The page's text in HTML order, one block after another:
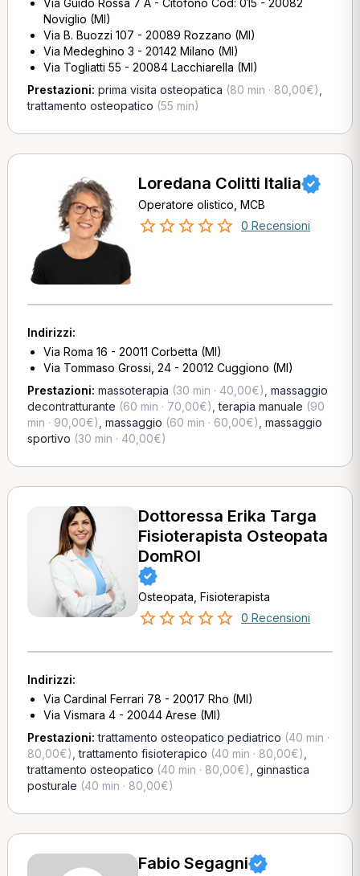
Via Guido Rossa 7 A - Citofono Cod: 015 - 20082
Noviglio (MI)
Via B. Buozzi 107 - 20089 Rozzano (MI)
Via Medeghino 3 - 20142 Milano (MI)
Via Togliatti 55 - 20084 Lacchiarella (MI)
Prestazioni: prima visita osteopatica (80 min · 80,00€)
trattamento osteopatico (55 min)
Loredana Colitti Italia
Operatore olistico, MCB
0 Recensioni
Indirizzi:
Via Roma 16 - 20011 Corbetta (MI)
Via Tommaso Grossi, 24 - 20012 Cuggiono (MI)
Prestazioni: massoterapia (30 min · 40,00€) massaggio
decontratturante (60 min · 70,00€) ,terapia manuale (90
min · 90,00€) massaggio (60 min · 60,00€) massaggio
sportivo (30 min · 40,00€)
Dottoressa Erika Targa
Fisioterapista Osteopata
DomROI
Osteopata, Fisioterapista
0 Recensioni
Indirizzi:
Via Cardinal Ferrari 78 - 20017 Rho (MI)
Via Vismara 4 - 20044 Arese (MI)
Prestazioni:trattamento osteopatico pediatrico (40 min ·
80,00€) ,trattamento fisioterapico (40 min · 80,00€)
trattamento osteopatico (40 min · 80,00€) ginnastica
posturale (40 min · 80,00€)
Fabio Segagni